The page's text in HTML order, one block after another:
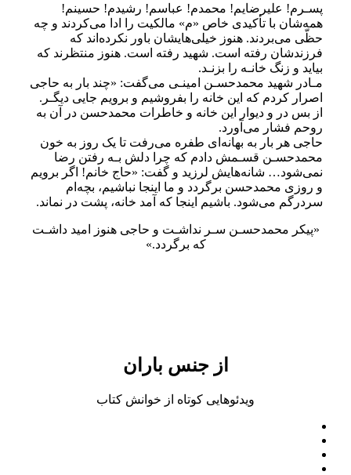
پسـرم! علیرضایم! محمدم! عباسم! رشیدم! حسینم!
همه‌شان با تأکیدی خاص «م» مالکیت را ادا می‌کردند و چه
حظّی می‌بردند. هنوز خیلی‌هایشان باور نکرده‌اند که
فرزندشان رفته است. شهید رفته است. هنوز منتظرند که
بیاید و زنگ خانـه را بزنـد.
مـادر شهید محمدحسـن امینـی می‌گفت: «چند بار به حاجی
اصرار کردم که این خانه را بفروشیم و برویم جایی دیگـر.
از بس در و دیوار این خانه و خاطرات محمدحسن در آن به
روحم فشار می‌آورد.
حاجی هر بار به بهانه‌ای طفره می‌رفت تا یک روز به خون
محمدحسـن قسـمش دادم که چرا دلش بـه رفتن رضا
نمی‌شود… شانه‌هایش لرزید و گفت: «حاج خانم! اگر برویم
و روزی محمدحسن برگردد و ما اینجا نباشیم، بچه‌ام
سردرگم می‌شود. باشیم اینجا که آمد خانه، پشت در نماند.
«پیکر محمدحسـن سـر نداشـت و حاجی هنوز امید داشـت
که برگردد.»
از جنس باران
ویدئوهایی کوتاه از خوانش کتاب